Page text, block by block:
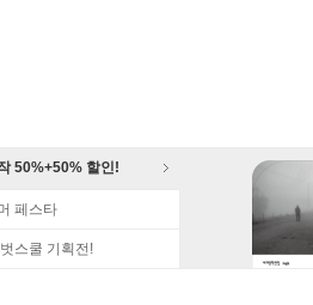
50%+50% 할인!
페스타
스쿨 기획전!